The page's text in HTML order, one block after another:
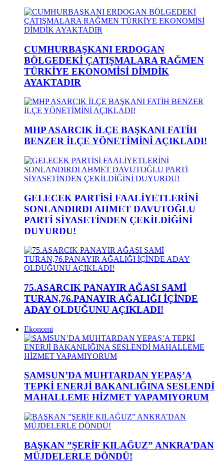
CUMHURBAŞKANI ERDOGAN
BÖLGEDEKİ ÇATIŞMALARA RAĞMEN
TÜRKİYE EKONOMİSİ DİMDİK
AYAKTADIR
MHP ASARCIK İLÇE BAŞKANI FATİH
BENZER İLÇE YÖNETİMİNİ AÇIKLADI!
GELECEK PARTİSİ FAALİYETLERİNİ
SONLANDIRDI AHMET DAVUTOĞLU
PARTİ SİYASETİNDEN ÇEKİLDİĞİNİ
DUYURDU!
75.ASARCIK PANAYIR AĞASI SAMİ
TURAN,76.PANAYIR AĞALIĞI İÇİNDE
ADAY OLDUĞUNU AÇIKLADI!
Ekonomi
SAMSUN’DA MUHTARDAN YEPAŞ’A
TEPKİ ENERJİ BAKANLIĞINA SESLENDİ
MAHALLEME HİZMET YAPAMIYORUM
BAŞKAN ”ŞERİF KILAĞUZ” ANKRA’DAN
MÜJDELERLE DÖNDÜ!